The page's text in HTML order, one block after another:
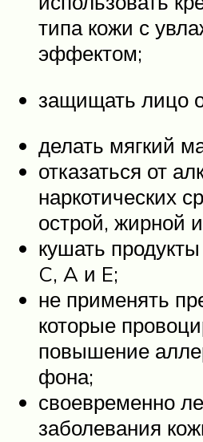
типа кожи с
эффектом;
защищать лицо
делать мягкий
отказаться от
наркотических
острой, жирной
кушать
C, A и E;
не применять
которые
повышение
фона;
своевременно
заболевания